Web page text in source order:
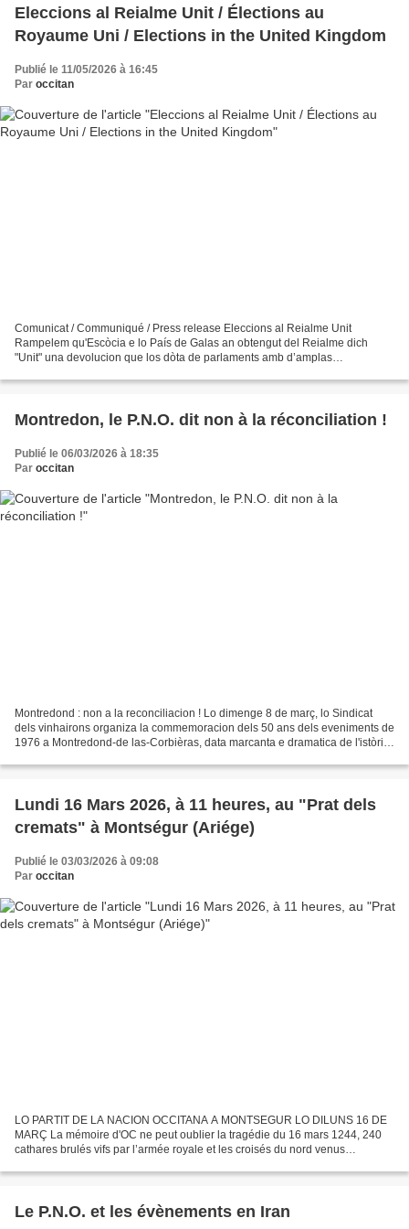
Eleccions al Reialme Unit / Élections au
Royaume Uni / Elections in the United Kingdom
Publié le 11/05/2026 à 16:45
Par occitan
Comunicat / Communiqué / Press release Eleccions al Reialme Unit
Rampelem qu'Escòcia e lo País de Galas an obtengut del Reialme dich
"Unit" una devolucion que los dòta de parlaments amb d’amplas
Montredon, le P.N.O. dit non à la réconciliation !
Publié le 06/03/2026 à 18:35
Par occitan
Montredond : non a la reconciliacion ! Lo dimenge 8 de març, lo Sindicat
dels vinhairons organiza la commemoracion dels 50 ans dels eveniments de
1976 a Montredond-de las-Corbièras, data marcanta e dramatica de l'istòria
Lundi 16 Mars 2026, à 11 heures, au "Prat dels
cremats" à Montségur (Ariége)
Publié le 03/03/2026 à 09:08
Par occitan
LO PARTIT DE LA NACION OCCITANA A MONTSEGUR LO DILUNS 16 DE
MARÇ La mémoire d'OC ne peut oublier la tragédie du 16 mars 1244, 240
cathares brulés vifs par l’armée royale et les croisés du nord venus
Le P.N.O. et les évènements en Iran